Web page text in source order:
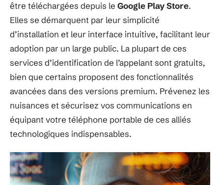
être téléchargées depuis le Google Play Store.
Elles se démarquent par leur simplicité
d’installation et leur interface intuitive, facilitant leur
adoption par un large public. La plupart de ces
services d’identification de l’appelant sont gratuits,
bien que certains proposent des fonctionnalités
avancées dans des versions premium. Prévenez les
nuisances et sécurisez vos communications en
équipant votre téléphone portable de ces alliés
technologiques indispensables.